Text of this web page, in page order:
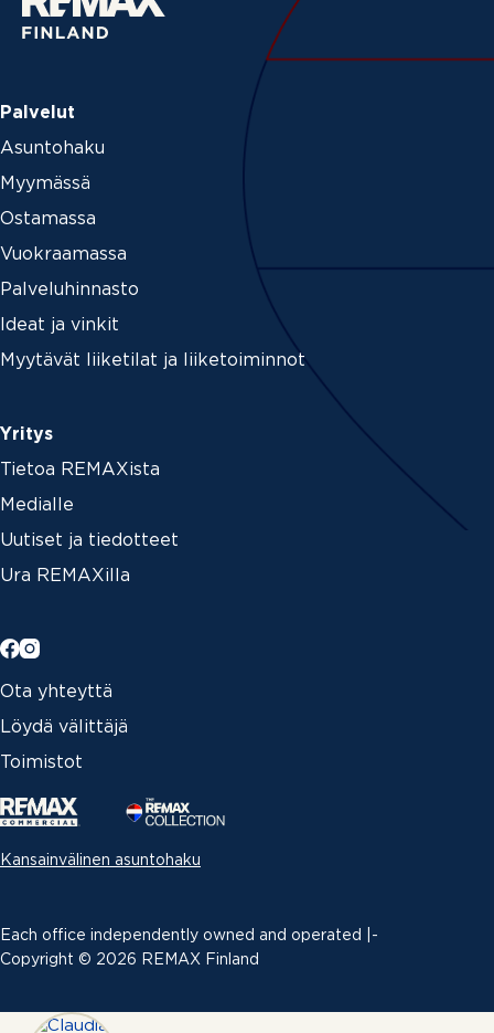
Palvelut
Asuntohaku
Myymässä
Ostamassa
Vuokraamassa
Palveluhinnasto
Ideat ja vinkit
Myytävät liiketilat ja liiketoiminnot
Yritys
Tietoa REMAXista
Medialle
Uutiset ja tiedotteet
Ura REMAXilla
Ota yhteyttä
Löydä välittäjä
Toimistot
Kansainvälinen asuntohaku
Each office independently owned and operated |­
Copyright © 2026 REMAX Finland